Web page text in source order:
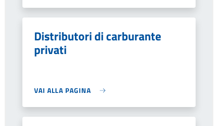
Distributori di carburante
privati
VAI ALLA PAGINA